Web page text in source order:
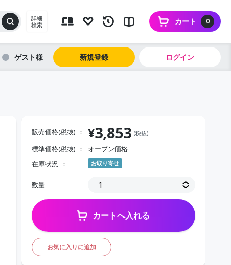
詳細
検索
0
カート
ゲスト 新規登録 ログイン
販売価格(税抜) ¥3,853 (税抜)
標準価格(税抜)
オープン価格
在庫状況
お取り寄せ
数量
カートへ入れる
お気に入りに追加